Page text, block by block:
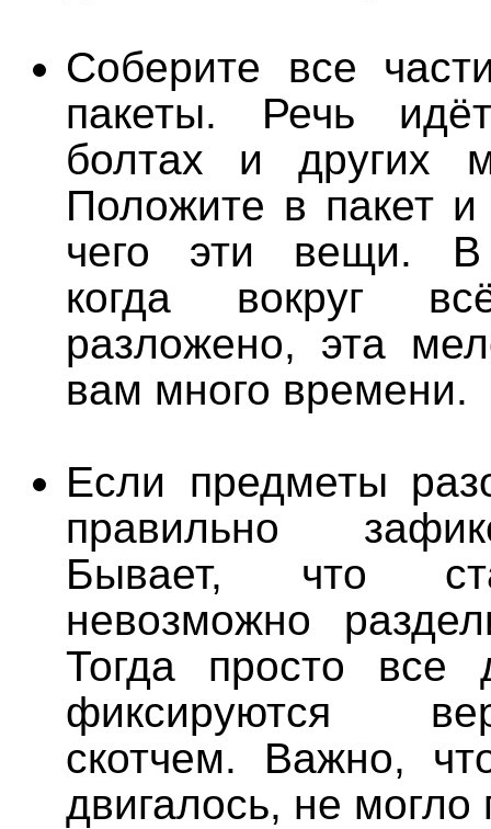
Соберите все
пакеты. Речь
болтах и других
Положите в пакет
чего эти вещи. В
когда вокруг
разложено, эта
вам много времени.
Если предметы
правильно
Бывает, что
невозможно
Тогда просто все
фиксируются
скотчем. Важно,
двигалось, не могло